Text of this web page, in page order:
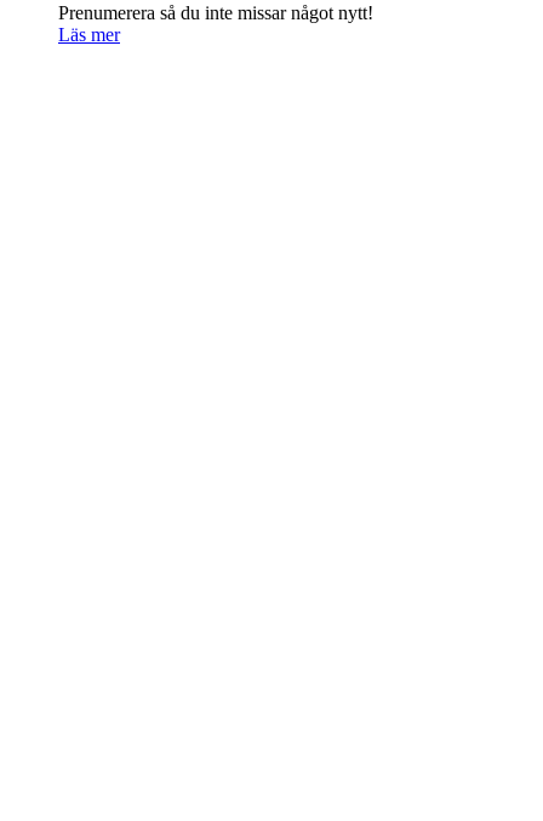
Prenumerera så du inte missar något nytt!
Läs mer